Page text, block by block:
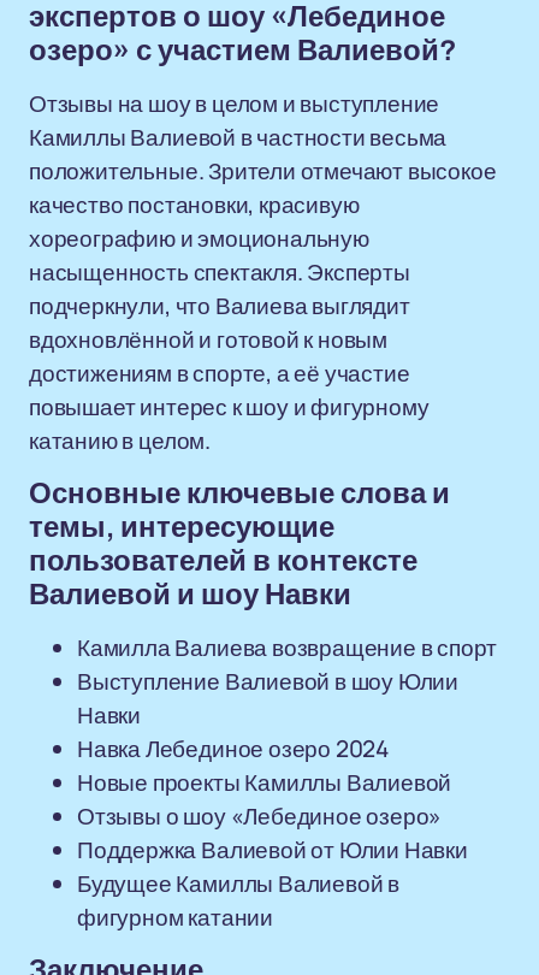
экспертов о шоу «Лебединое
озеро» с участием Валиевой?
Отзывы на шоу в целом и выступление
Камиллы Валиевой в частности весьма
положительные. Зрители отмечают высокое
качество постановки, красивую
хореографию и эмоциональную
насыщенность спектакля. Эксперты
подчеркнули, что Валиева выглядит
вдохновлённой и готовой к новым
достижениям в спорте, а её участие
повышает интерес к шоу и фигурному
катанию в целом.
Основные ключевые слова и
темы, интересующие
пользователей в контексте
Валиевой и шоу Навки
Камилла Валиева возвращение в спорт
Выступление Валиевой в шоу Юлии
Навки
Навка Лебединое озеро 2024
Новые проекты Камиллы Валиевой
Отзывы о шоу «Лебединое озеро»
Поддержка Валиевой от Юлии Навки
Будущее Камиллы Валиевой в
фигурном катании